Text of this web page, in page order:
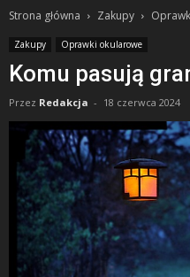
Strona główna Zakupy
Zakupy Oprawki okularowe
Komu pasują
Przez Redakcja - 18 czerwca 2024